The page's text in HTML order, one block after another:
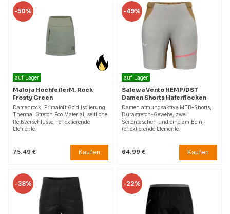
-50%
auf Lager
Maloja HochfeilerM. Rock
Frosty Green
Damenrock, Primaloft Gold Isolierung,
Thermal Stretch Eco Material, seitliche
Reißverschlüsse, reflektierende
Elemente.
75.49 € Kaufen
-49%
auf Lager
Salewa Vento HEMP/DST
Damen Shorts Haferflocken
Damen atmungsaktive MTB-Shorts,
Durastretch-Gewebe, zwei
Seitentaschen und eine am Bein,
reflektierende Elemente.
64.99 € Kaufen
-38% -22%